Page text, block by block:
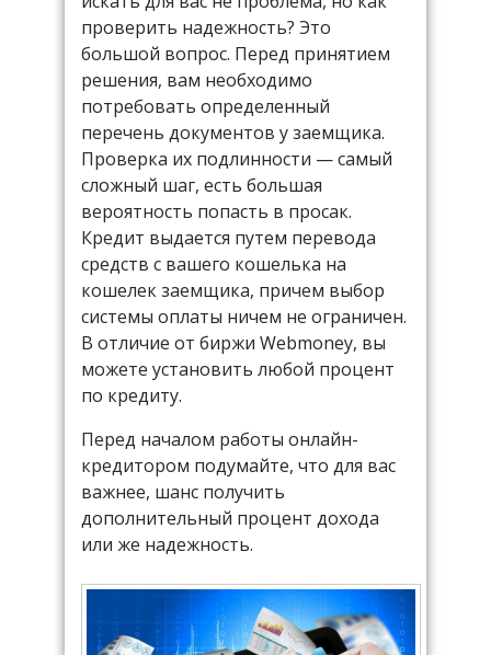
проверить надежность? Это
большой вопрос. Перед принятием
решения, вам необходимо
потребовать определенный
перечень документов у заемщика.
Проверка их подлинности — самый
сложный шаг, есть большая
вероятность попасть в просак.
Кредит выдается путем перевода
средств с вашего кошелька на
кошелек заемщика, причем выбор
системы оплаты ничем не ограничен.
В отличие от биржи Webmoney, вы
можете установить любой процент
по кредиту.
Перед началом работы онлайн-
кредитором подумайте, что для вас
важнее, шанс получить
дополнительный процент дохода
или же надежность.